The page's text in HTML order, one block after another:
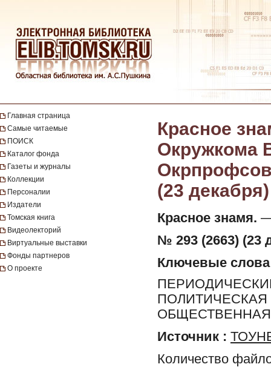
Главная страница
Самые читаемые
ПОИСК
Каталог фонда
Газеты и журналы
Коллекции
Персоналии
Издатели
Томская книга
Видеолекторий
Виртуальные выставки
Фонды партнеров
О проекте
Красное
Окружкома
(23 декабря)
Красное знамя. —
№ 293 (2663) (23
Ключевые слова
Источник :
Количество